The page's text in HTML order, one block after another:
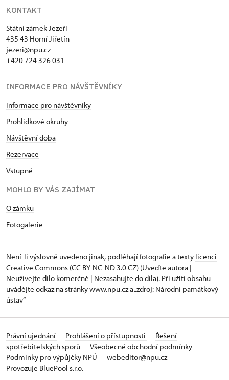
KONTAKT
Státní zámek Jezeří
435 43 Horní Jiřetín
jezeri@npu.cz
+420 724 326 031
INFORMACE PRO NÁVŠTĚVNÍKY
Informace pro návštěvníky
Prohlídkové okruhy
Návštěvní doba
Rezervace
Vstupné
MOHLO BY VÁS ZAJÍMAT
O zámku
Fotogalerie
Není-li výslovně uvedeno jinak, podléhají fotografie a texty licenci
Creative Commons (CC BY-NC-ND 3.0 CZ) (Uveďte autora |
Neužívejte dílo komerčně | Nezasahujte do díla). Při užití obsahu
uvádějte odkaz na stránky www.npu.cz a „zdroj: Národní památkový
ústav“
Právní ujednání Prohlášení o přístupnosti
Řešení
spotřebitelských sporů
Všeobecné obchodní podmínky
Podmínky pro výpůjčky NPÚ
webeditor@npu.cz
Provozuje BluePool s.r.o.